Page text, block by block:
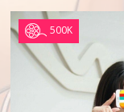
500K